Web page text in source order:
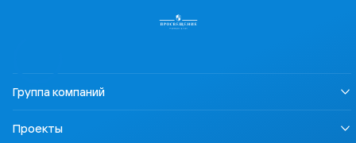
Группа компаний
Устойчивое развитие
Проекты